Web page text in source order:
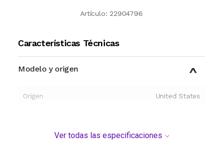
Artículo: 22904796
Características Técnicas
Modelo y origen
Origen United States
Ver todas las especificaciones